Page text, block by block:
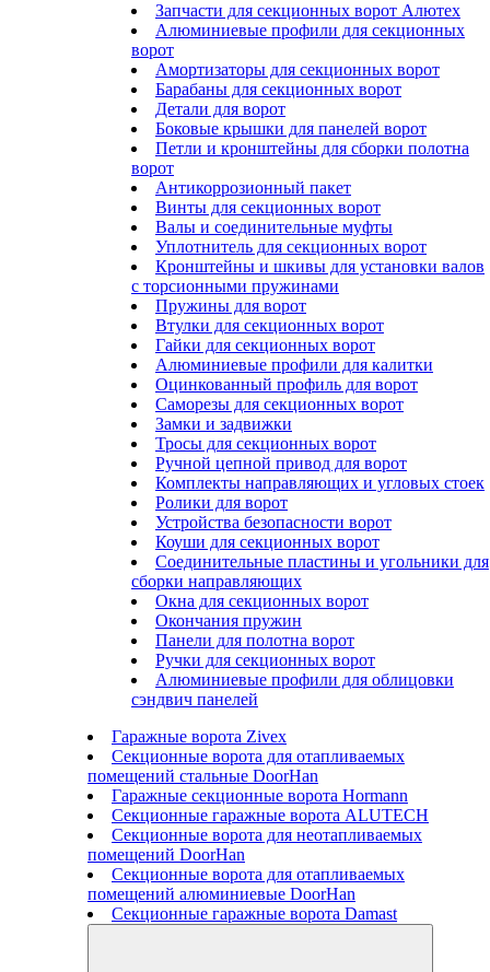
Запчасти для секционных ворот Алютех
Алюминиевые профили для секционных
ворот
Амортизаторы для секционных ворот
Барабаны для секционных ворот
Детали для ворот
Боковые крышки для панелей ворот
Петли и кронштейны для сборки полотна
ворот
Антикоррозионный пакет
Винты для секционных ворот
Валы и соединительные муфты
Уплотнитель для секционных ворот
Кронштейны и шкивы для установки валов
с торсионными пружинами
Пружины для ворот
Втулки для секционных ворот
Гайки для секционных ворот
Алюминиевые профили для калитки
Оцинкованный профиль для ворот
Саморезы для секционных ворот
Замки и задвижки
Тросы для секционных ворот
Ручной цепной привод для ворот
Комплекты направляющих и угловых стоек
Ролики для ворот
Устройства безопасности ворот
Коуши для секционных ворот
Соединительные пластины и угольники для
сборки направляющих
Окна для секционных ворот
Окончания пружин
Панели для полотна ворот
Ручки для секционных ворот
Алюминиевые профили для облицовки
сэндвич панелей
Гаражные ворота Zivex
Секционные ворота для отапливаемых
помещений стальные DoorHan
Гаражные секционные ворота Hormann
Секционные гаражные ворота ALUTECH
Секционные ворота для неотапливаемых
помещений DoorHan
Секционные ворота для отапливаемых
помещений алюминиевые DoorHan
Секционные гаражные ворота Damast